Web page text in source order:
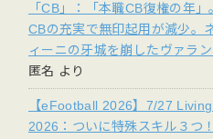
「CB」：「本職CB復権の年
CBの充実で無印起用が減少。
ィーニの牙城を崩したヴァラ
匿名 より
【eFootball 2026】7/27
2026：ついに特殊スキル３つ